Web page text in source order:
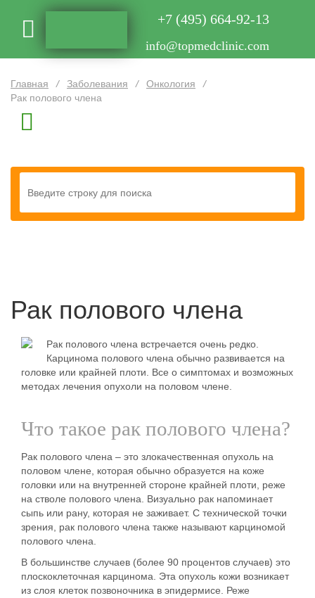
+7 (495) 664-92-13
info@topmedclinic.com
Главная / Заболевания / Онкология
/
Рак полового члена
Рак полового члена
Рак полового члена встречается очень редко.
Карцинома полового члена обычно развивается на
головке или крайней плоти. Все о симптомах и возможных
методах лечения опухоли на половом члене.
Что такое рак полового члена?
Рак полового члена – это злокачественная опухоль на
половом члене, которая обычно образуется на коже
головки или на внутренней стороне крайней плоти, реже
на стволе полового члена. Визуально рак напоминает
сыпь или рану, которая не заживает. С технической точки
зрения, рак полового члена также называют карциномой
полового члена.
В большинстве случаев (более 90 процентов случаев) это
плоскоклеточная карцинома. Эта опухоль кожи возникает
из слоя клеток позвоночника в эпидермисе. Реже